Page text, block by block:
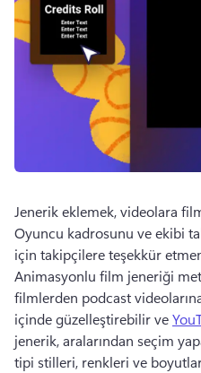
Oyuncu kadrosunu ve ekibi
Animasyonlu film jeneriği
filmlerden podcast
içinde güzelleştirebilir ve
jenerik, aralarından seçim
tipi stilleri, renkleri ve